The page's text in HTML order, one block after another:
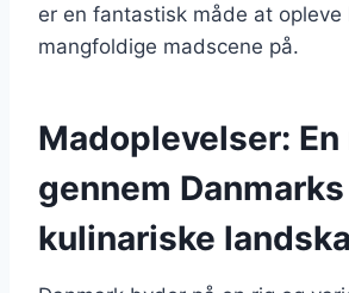
er en fantastisk måde at opleve
mangfoldige madscene på.
Madoplevelser: En
gennem Danmarks
kulinariske